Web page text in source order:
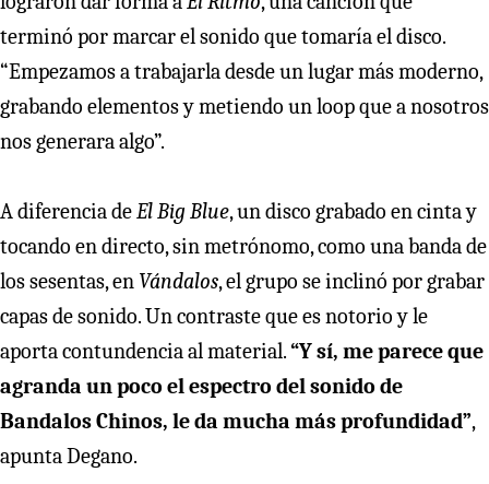
terminó por marcar el sonido que tomaría el disco.
“Empezamos a trabajarla desde un lugar más moderno,
grabando elementos y metiendo un loop que a nosotros
nos generara algo”.
A diferencia de El Big Blue, un disco grabado en cinta y
tocando en directo, sin metrónomo, como una banda de
los sesentas, en Vándalos, el grupo se inclinó por grabar
capas de sonido. Un contraste que es notorio y le
aporta contundencia al material.“Y sí, me parece que
agranda un poco el espectro del sonido de
Bandalos Chinos, le da mucha más profundidad”,
apunta Degano.